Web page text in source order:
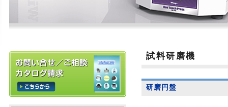
試料研磨機
研磨円盤